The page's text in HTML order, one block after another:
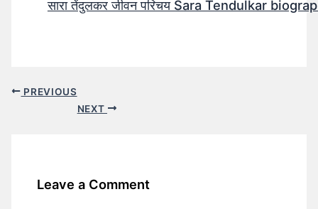
सारा तेंदुलकर जीवन परिचय Sara Tendulkar
PREVIOUS
NEXT
Leave a Comment